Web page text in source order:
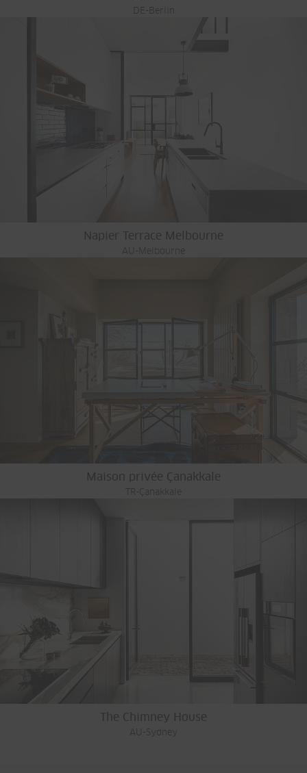
DE-Berlin
Napier Terrace Melbourne
AU-Melbourne
Maison privée Çanakkale
TR-Çanakkale
The Chimney House
AU-Sydney